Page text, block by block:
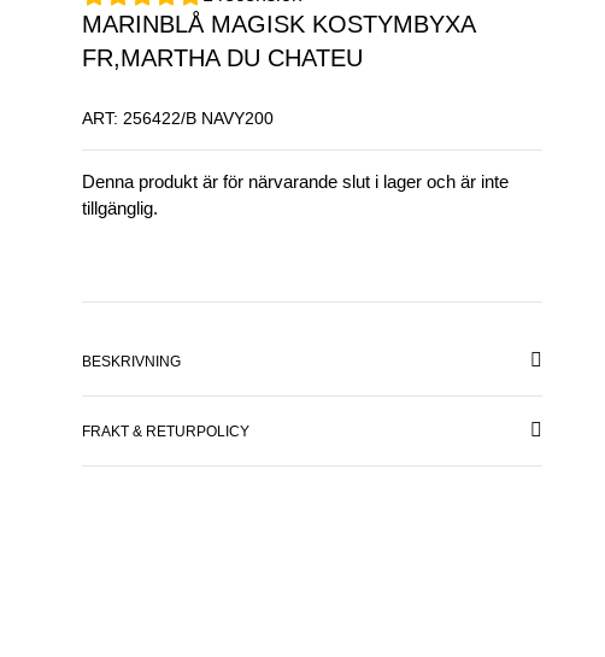
MARINBLÅ MAGISK KOSTYMBYXA
FR,MARTHA DU CHATEU
ART: 256422/B NAVY200
Denna produkt är för närvarande slut i lager och är inte
tillgänglig.
BESKRIVNING
FRAKT & RETURPOLICY